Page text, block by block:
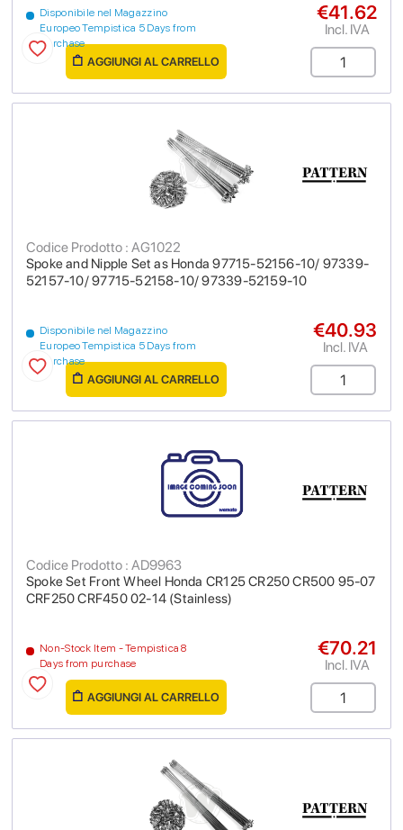
Disponibile nel Magazzino
Europeo Tempistica 5 Days from
purchase
€41.62
Incl. IVA
AGGIUNGI AL CARRELLO
Spoke and Nipple Set as Honda 97715-52156-10/ 97339-
52157-10/ 97715-52158-10/ 97339-52159-10
Codice Prodotto : AG1022
Disponibile nel Magazzino
Europeo Tempistica 5 Days from
purchase
€40.93
Incl. IVA
AGGIUNGI AL CARRELLO
Spoke Set Front Wheel Honda CR125 CR250 CR500 95-07
CRF250 CRF450 02-14 (Stainless)
Codice Prodotto : AD9963
Non-Stock Item - Tempistica 8
Days from purchase
€70.21
Incl. IVA
AGGIUNGI AL CARRELLO